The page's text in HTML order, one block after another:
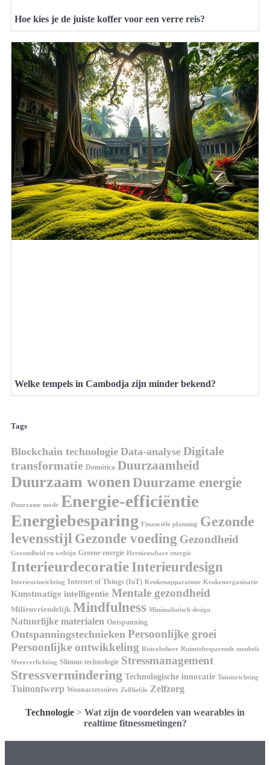
Hoe kies je de juiste koffer voor een verre reis?
Welke tempels in Cambodja zijn minder bekend?
Tags
Blockchain technologie Data-analyse Digitale
transformatie Domótica Duurzaamheid
Duurzaam wonenDuurzame energie
Duurzame mode Energie-efficiëntie
Energiebesparing Financiële planning Gezonde
levensstijl Gezonde voeding Gezondheid
Gezondheid en welzijn Groene energie Hernieuwbare energie
InterieurdecoratieInterieurdesign
Interieurinrichting Internet of Things (IoT) Keukenapparatuur Keukenorganisatie
Kunstmatige intelligentie Mentale gezondheid
Milieuvriendelijk Mindfulness Minimalistisch design
Natuurlijke materialen Ontspanning
Ontspanningstechnieken Persoonlijke groei
Persoonlijke ontwikkeling Risicobeheer Ruimtebesparende meubels
Sfeerverlichting Slimme technologie Stressmanagement
Stressvermindering Technologische innovatie Tuininrichting
Tuinontwerp Woonaccessoires Zelfliefde Zelfzorg
Technologie > Wat zijn de voordelen van wearables in
realtime fitnessmetingen?